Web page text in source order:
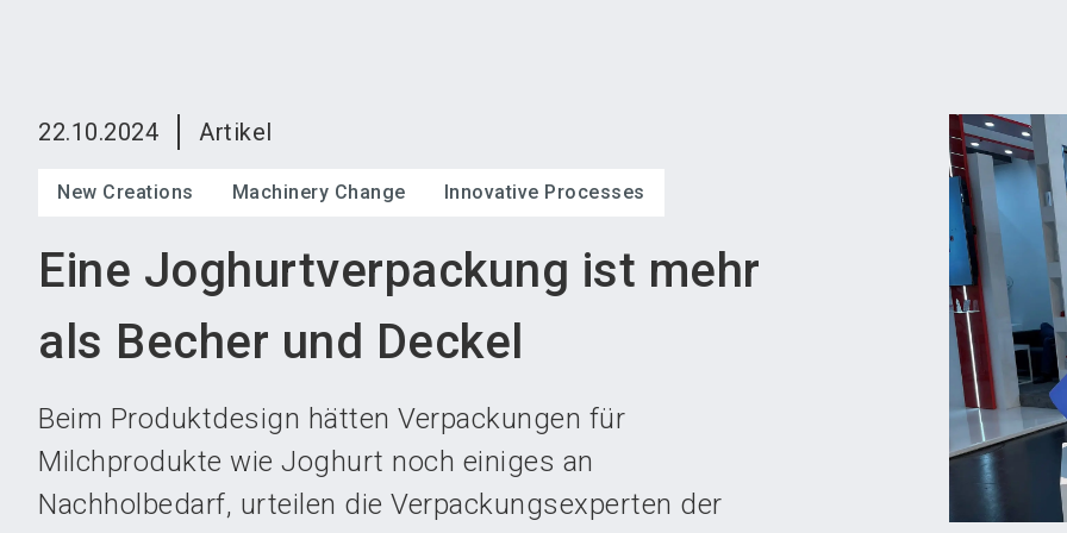
22.10.2024 Artikel
New Creations Machinery Change Innovative Processes
Eine Joghurtverpackung ist mehr
als Becher und Deckel
Beim Produktdesign hätten Verpackungen für
Milchprodukte wie Joghurt noch einiges an
Nachholbedarf, urteilen die Verpackungsexperten der